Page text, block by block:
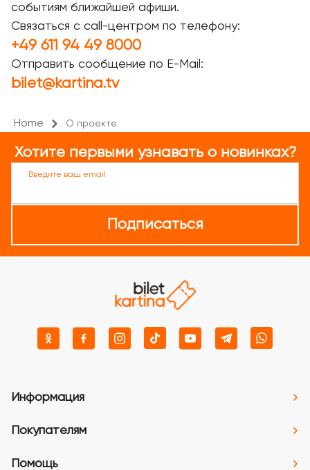
событиям ближайшей афиши.
Связаться с call-центром по телефону:
+49 611 94 49 8000
Отправить сообщение по E-Mail:
bilet@kartina.tv
Home О проекте
Хотите первыми узнавать о новинках?
Введите ваш email
Подписаться
Информация
Покупателям
Помощь